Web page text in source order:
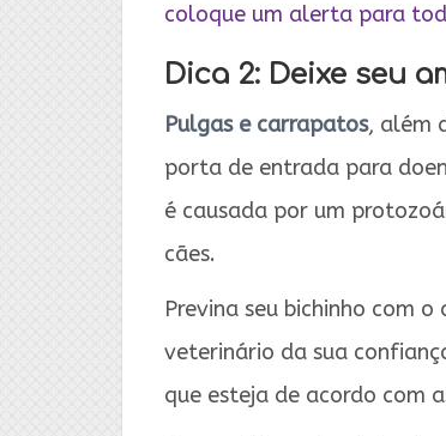
coloque um alerta para
Dica 2: Deixe seu
Pulgas e carrapatos, além
porta de entrada para
é causada por um
cães.
Previna seu bichinho com
veterinário da sua
que esteja de acordo com